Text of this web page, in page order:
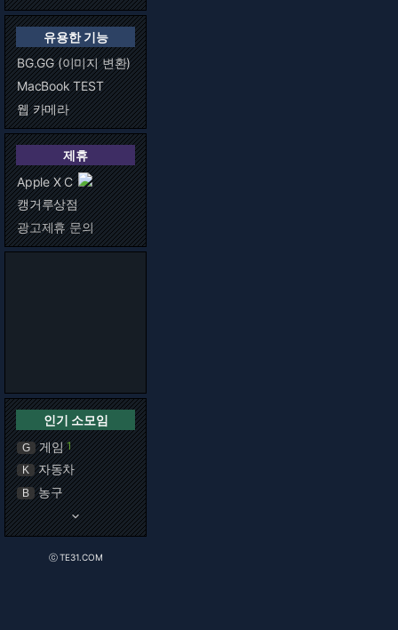
유용한 기능
BG.GG (이미지 변환)
MacBook TEST
웹 카메라
제휴
Apple X C
캥거루상점
광고제휴 문의
인기 소모임
G 게임 1
K 자동차
B 농구
keyboard_arrow_down
ⓒ TE31.COM